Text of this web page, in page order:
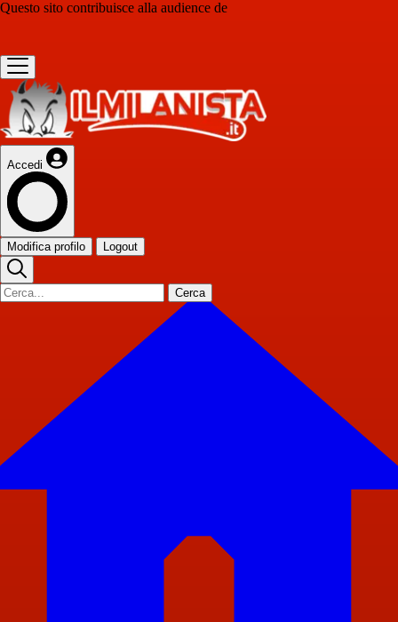
Questo sito contribuisce alla audience de
Accedi
Modifica profilo Logout
Cerca